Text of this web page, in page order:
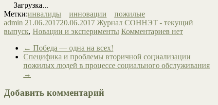
Загрузка...
Метки:инвалиды инновации
пожилые
admin 21.06.201720.06.2017 Журнал СОННЭТ - текущий
выпуск, Новации и эксперименты Комментариев нет
← Победа — одна на всех!
Специфика и проблемы вторичной социализации
пожилых людей в процессе социального обслуживания
→
Добавить комментарий